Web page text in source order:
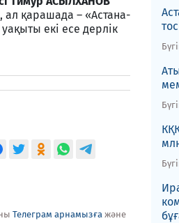
қарашада – «Астана-
екі есе дерлік
Телеграм арнамызға және